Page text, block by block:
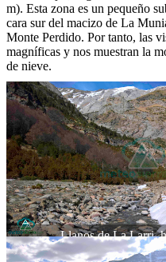
m). Esta zona es un pequeño
cara sur del macizo de La
Monte Perdido. Por tanto, las
magníficas y nos muestran la
de nieve.
Llanos de La Larri,